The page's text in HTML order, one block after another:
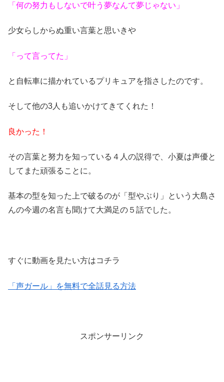
「何の努力もしないで叶う夢なんて夢じゃない」
少女らしからぬ重い言葉と思いきや
「って言ってた」
と自転車に描かれているプリキュアを指さしたのです。
そして他の3人も追いかけてきてくれた！
良かった！
その言葉と努力を知っている４人の説得で、小夏は声優と
してまた頑張ることに。
基本の型を知った上で破るのが「型やぶり」という大島さ
んの今週の名言も聞けて大満足の５話でした。
すぐに動画を見たい方はコチラ
「声ガール」を無料で全話見る方法
スポンサーリンク